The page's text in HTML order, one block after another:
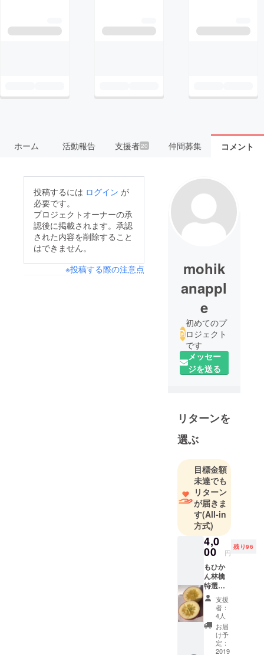
ホーム 活動報告 支援者20 仲間募集 コメント
投稿するには ログイン が
必要です。
プロジェクトオーナーの承
認後に掲載されます。承認
された内容を削除すること
はできません。
※投稿する際の注意点
mohik
anappl
e
初めてのプ
ロジェクト
です
メッセー
ジを送る
リターンを
選ぶ
目標金額
未達でも
リターン
が届きま
す(All-in
方式)
4,0
00 円
残り96
もひか
ん林檎
特選
超貴重
品種
コスモ
サンフ
ジ
2kg（約
6個）
支援
者：
4人
お届
け予
定：
2019